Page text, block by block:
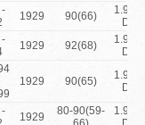
-
1929 90(66)
1.9
-
1929 92(68)
1.9
1929 90(65)
1.9
-
1929
80-90(59-
1.9